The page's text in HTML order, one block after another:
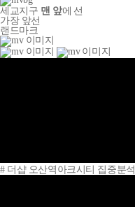
세교지구 맨 앞에 선
가장 앞선
랜드마크
# 더샵 오산역아크시티 집중분석